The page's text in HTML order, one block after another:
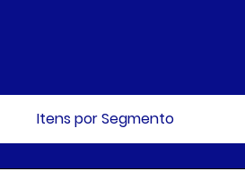
Itens por Segmento